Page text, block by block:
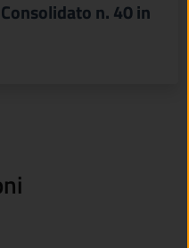
n. 40 in